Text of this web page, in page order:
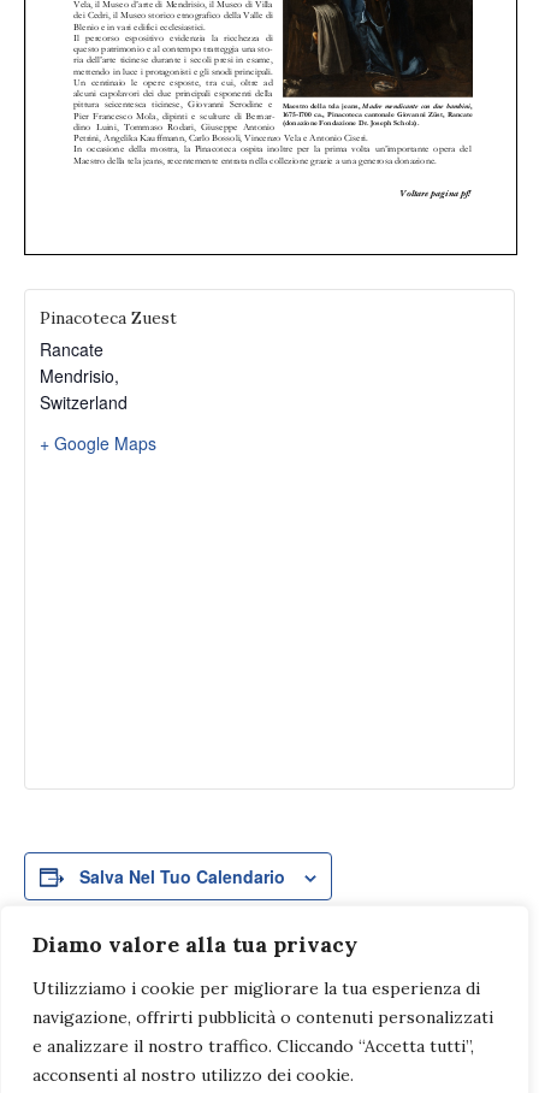
Diamo valore alla tua privacy
Utilizziamo i cookie per migliorare la tua esperienza di
navigazione, offrirti pubblicità o contenuti personalizzati
e analizzare il nostro traffico. Cliccando “Accetta tutti”,
acconsenti al nostro utilizzo dei cookie.
Pinacoteca Zuest
Rancate
Mendrisio,
Switzerland
+ Google Maps
Salva Nel Tuo Calendario
Evento
Navigazione
«CARLO BASILICO
PITTORE
ORNATISTA
SVITTO Forum della
storia svizzera e
Museo dei Patti